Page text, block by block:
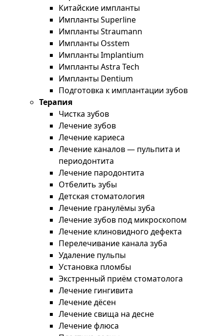
Китайские импланты
Импланты Superline
Импланты Straumann
Импланты Osstem
Импланты Implantium
Импланты Astra Tech
Импланты Dentium
Подготовка к имплантации зубов
Терапия
Чистка зубов
Лечение зубов
Лечение кариеса
Лечение каналов — пульпита и
периодонтита
Лечение пародонтита
Отбелить зубы
Детская стоматология
Лечение гранулёмы зуба
Лечение зубов под микроскопом
Лечение клиновидного дефекта
Перелечивание канала зуба
Удаление пульпы
Установка пломбы
Экстренный приём стоматолога
Лечение гингивита
Лечение дёсен
Лечение свища на десне
Лечение флюса